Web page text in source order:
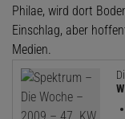
Philae, wird dort
Einschlag, aber
Medien.